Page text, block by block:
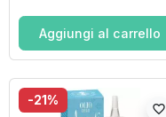
Aggiungi al carrello
-21%
favorite_border